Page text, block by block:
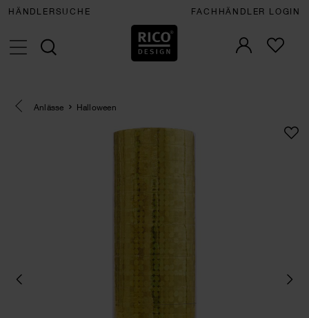
HÄNDLERSUCHE FACHHÄNDLER LOGIN
Eine Kategorie zurück navigieren
Anlässe Halloween